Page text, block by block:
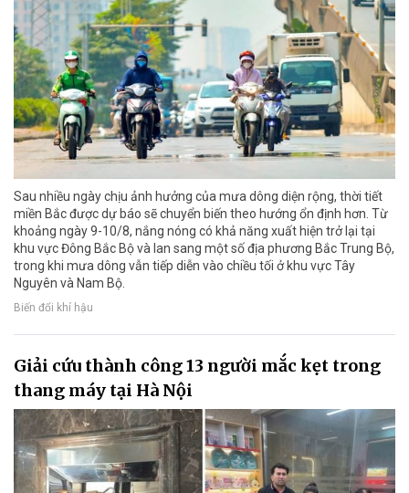
Sau nhiều ngày chịu ảnh hưởng của mưa dông diện rộng, thời tiết
miền Bắc được dự báo sẽ chuyển biến theo hướng ổn định hơn. Từ
khoảng ngày 9-10/8, nắng nóng có khả năng xuất hiện trở lại tại
khu vực Đông Bắc Bộ và lan sang một số địa phương Bắc Trung Bộ,
trong khi mưa dông vẫn tiếp diễn vào chiều tối ở khu vực Tây
Nguyên và Nam Bộ.
Biến đổi khí hậu
Giải cứu thành công 13 người mắc kẹt trong
thang máy tại Hà Nội